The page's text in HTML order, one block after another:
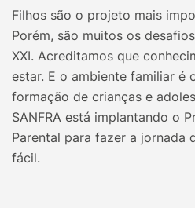
Filhos são o projeto mais
Porém, são muitos os
XXI. Acreditamos que
estar. E o ambiente familiar é
formação de crianças e
SANFRA está implantando o
Parental para fazer a jornada
fácil.